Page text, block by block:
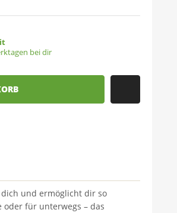
bei dir
und ermöglicht dir so
oder für unterwegs – das